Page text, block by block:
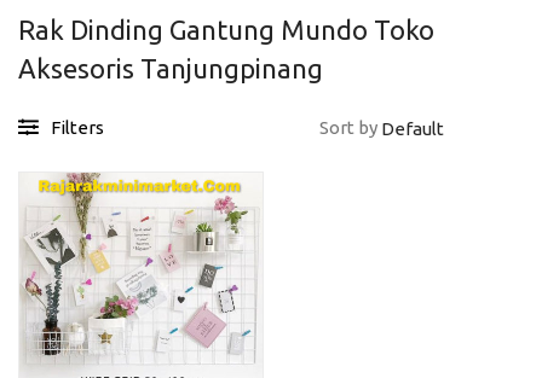
Rak Dinding Gantung Mundo Toko
Aksesoris Tanjungpinang
Filters Sort by